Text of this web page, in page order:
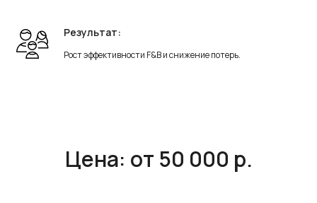
Результат:
Рост эффективности F&B и снижение потерь.
Цена: от 50 000 р.